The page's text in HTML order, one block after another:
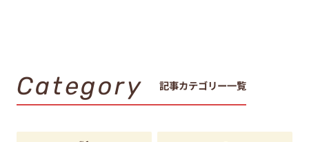
Category 記事カテゴリー一覧